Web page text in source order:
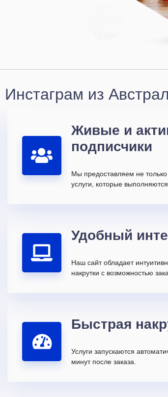
из
Живые и
подписчики
Мы предоставляем не
услуги, которые
Удобный
Наш сайт обладает
накрутки с возможностью
Быстрая
Услуги запускаются
минут после заказа.